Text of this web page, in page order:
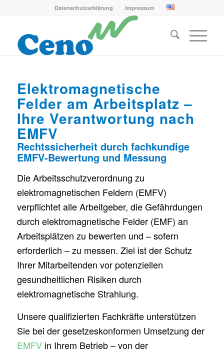
Datenschutzerklärung Impressum
Elektromagnetische
Felder am Arbeitsplatz –
Ihre Verantwortung nach
EMFV
Rechtssicherheit durch fachkundige
EMFV-Bewertung und Messung
Die Arbeitsschutzverordnung zu
elektromagnetischen Feldern (EMFV)
verpflichtet alle Arbeitgeber, die Gefährdungen
durch elektromagnetische Felder (EMF) an
Arbeitsplätzen zu bewerten und – sofern
erforderlich – zu messen. Ziel ist der Schutz
Ihrer Mitarbeitenden vor potenziellen
gesundheitlichen Risiken durch
elektromagnetische Strahlung.
Unsere qualifizierten Fachkräfte unterstützen
Sie bei der gesetzeskonformen Umsetzung der
EMFVin Ihrem Betrieb – von der